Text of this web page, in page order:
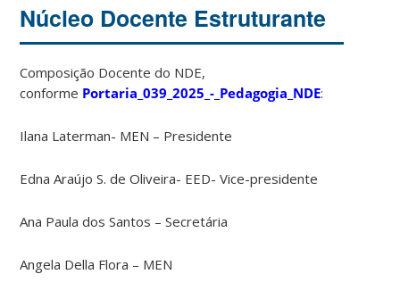
Núcleo Docente Estruturante
Composição Docente do NDE,
conforme Portaria_039_2025_-_Pedagogia_NDE:
Ilana Laterman- MEN – Presidente
Edna Araújo S. de Oliveira- EED- Vice-presidente
Ana Paula dos Santos – Secretária
Angela Della Flora – MEN